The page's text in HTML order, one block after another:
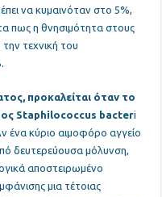
να κυμαινόταν στο 5%,
πως η θνησιμότητα στους
τεχνική του
προκαλείται όταν το
Staphilococcus bacteri
ένα κύριο αιμοφόρο αγγείο
δευτερεύουσα μόλυνση,
αποστειρωμένο
μια τέτοιας